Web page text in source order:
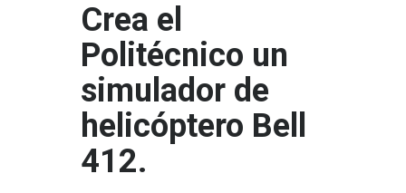
Crea el
Politécnico un
simulador de
helicóptero Bell
412.